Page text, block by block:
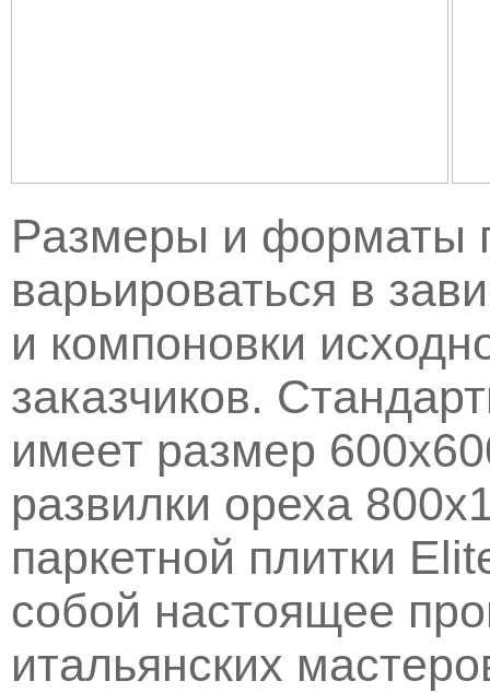
Размеры и форматы
варьироваться в
и компоновки
заказчиков.
имеет размер
развилки ореха
паркетной плитки
собой настоящее
итальянских